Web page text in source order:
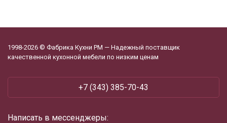
1998-2026 © Фабрика Кухни РМ — Надежный поставщик
качественной кухонной мебели по низким ценам
+7 (343) 385-70-43
Написать в мессенджеры: